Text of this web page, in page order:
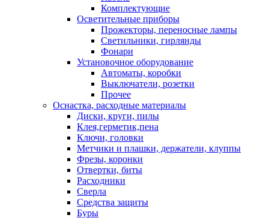
Комплектующие
Осветительные приборы
Прожекторы, переносные лампы
Светильники, гирлянды
Фонари
Установочное оборудование
Автоматы, коробки
Выключатели, розетки
Прочее
Оснастка, расходные материалы
Диски, круги, пилы
Клея,герметик,пена
Ключи, головки
Метчики и плашки, держатели, клуппы
Фрезы, коронки
Отвертки, биты
Расходники
Сверла
Средства защиты
Буры